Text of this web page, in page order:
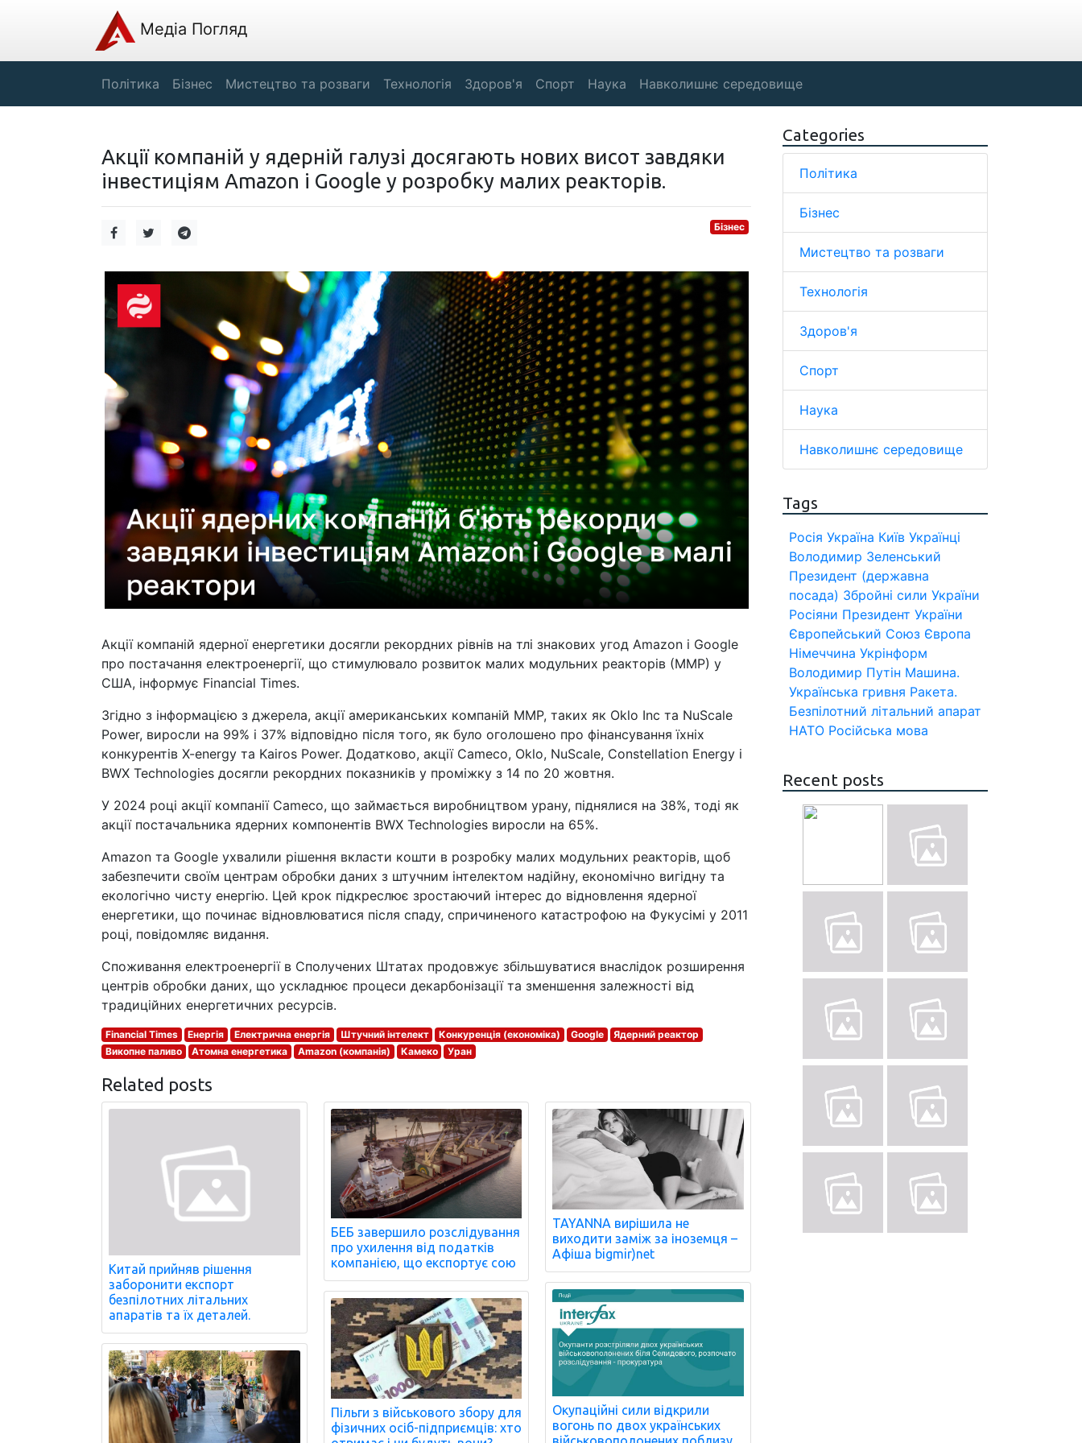
Медіа Погляд
Політика Бізнес Мистецтво та розваги Технологія Здоров'я Спорт Наука Навколишнє середовище
Акції компаній у ядерній галузі досягають нових висот завдяки
інвестиціям Amazon і Google у розробку малих реакторів.
Бізнес
Акції компаній ядерної енергетики досягли рекордних рівнів на тлі знакових угод Amazon і Google
про постачання електроенергії, що стимулювало розвиток малих модульних реакторів (ММР) у
США, інформує Financial Times.
Згідно з інформацією з джерела, акції американських компаній ММР, таких як Oklo Inc та NuScale
Power, виросли на 99% і 37% відповідно після того, як було оголошено про фінансування їхніх
конкурентів X-energy та Kairos Power. Додатково, акції Cameco, Oklo, NuScale, Constellation Energy і
BWX Technologies досягли рекордних показників у проміжку з 14 по 20 жовтня.
У 2024 році акції компанії Cameco, що займається виробництвом урану, піднялися на 38%, тоді як
акції постачальника ядерних компонентів BWX Technologies виросли на 65%.
Amazon та Google ухвалили рішення вкласти кошти в розробку малих модульних реакторів, щоб
забезпечити своїм центрам обробки даних з штучним інтелектом надійну, економічно вигідну та
екологічно чисту енергію. Цей крок підкреслює зростаючий інтерес до відновлення ядерної
енергетики, що починає відновлюватися після спаду, спричиненого катастрофою на Фукусімі у 2011
році, повідомляє видання.
Споживання електроенергії в Сполучених Штатах продовжує збільшуватися внаслідок розширення
центрів обробки даних, що ускладнює процеси декарбонізації та зменшення залежності від
традиційних енергетичних ресурсів.
Financial Times Енергія Електрична енергія Штучний інтелект Конкуренція (економіка) Google
Ядерний реактор
Викопне паливо
Атомна енергетика Amazon (компанія) Камеко Уран
Related posts
Китай прийняв рішення
заборонити експорт
безпілотних літальних
апаратів та їх деталей.
БЕБ завершило розслідування
про ухилення від податків
компанією, що експортує сою
Пільги з військового збору для
фізичних осіб-підприємців: хто
TAYANNA вирішила не
виходити заміж за іноземця –
Афіша bigmir)net
Окупаційні сили відкрили
вогонь по двох українських
Categories
Політика
Бізнес
Мистецтво та розваги
Технологія
Здоров'я
Спорт
Наука
Навколишнє середовище
Tags
Росія Україна Київ Українці
Володимир Зеленський
Президент (державна
посада) Збройні сили України
Росіяни Президент України
Європейський Союз Європа
Німеччина Укрінформ
Володимир Путін Машина.
Українська гривня Ракета.
Безпілотний літальний апарат
НАТО Російська мова
Recent posts